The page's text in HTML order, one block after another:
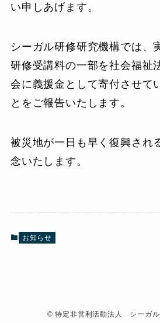
い申しあげます。
シーガル研修研究機構では、
研修受講料の一部を社会福祉
会に義援金として寄付させて
とをご報告いたします。
被災地が一日も早く復興され
念いたします。
お知らせ
© 特定非営利活動法人 シーガル